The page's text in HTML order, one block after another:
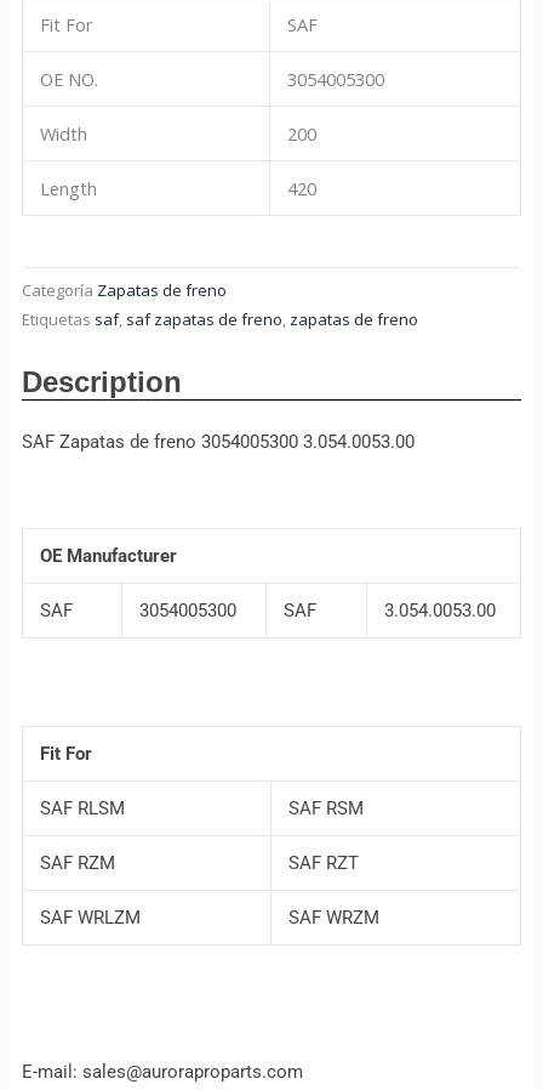
Fit For SAF
OE NO. 3054005300
Width 200
Length 420
Categoría Zapatas de freno
Etiquetas saf, saf zapatas de freno, zapatas de freno
Description
SAF Zapatas de freno 3054005300 3.054.0053.00
OE Manufacturer
SAF 3054005300 SAF 3.054.0053.00
Fit For
SAF RLSM SAF RSM
SAF RZM SAF RZT
SAF WRLZM SAF WRZM
E-mail: sales@auroraproparts.com